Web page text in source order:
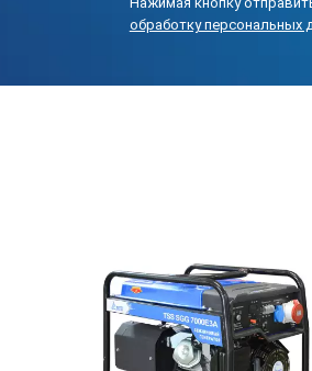
обработку персональных